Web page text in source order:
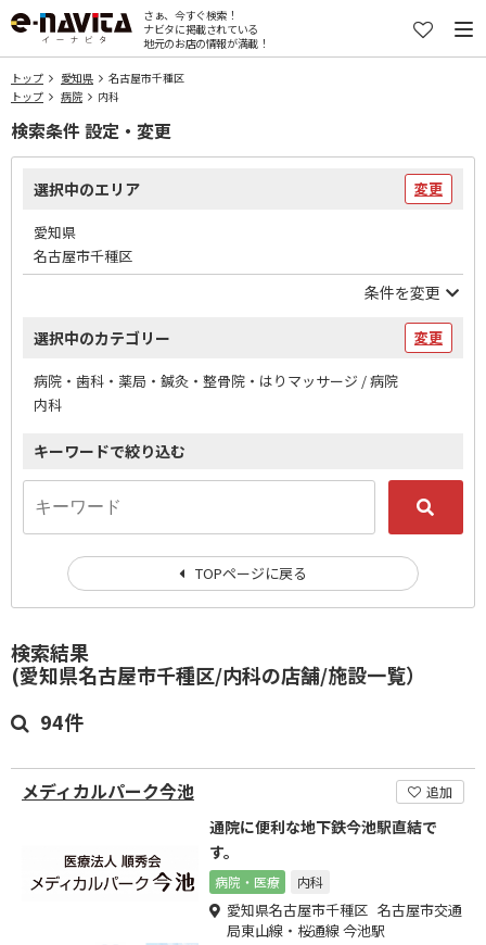
さぁ、今すぐ検索！
ナビタに掲載されている
地元のお店の情報が満載！
トップ 愛知県
名古屋市千種区
トップ
病院 内科
検索結果
(愛知県名古屋市千種区/内科の店舗/施設一覧）
94件
メディカルパーク今池 追加
通院に便利な地下鉄今池駅直結で
す。
病院・医療 内科
愛知県名古屋市千種区 名古屋市交通
局東山線・桜通線 今池駅
検索条件 設定・変更
選択中のエリア 変更
愛知県
名古屋市千種区
条件を変更
選択中のカテゴリー 変更
病院・歯科・薬局・鍼灸・整骨院・はりマッサージ / 病院
内科
キーワードで絞り込む
TOPページに戻る